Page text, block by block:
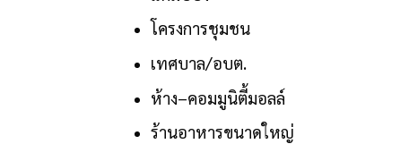
โครงการชุมชน
เทศบาล/อบต.
ห้าง–คอมมูนิตี้มอลล์
ร้านอาหารขนาดใหญ่